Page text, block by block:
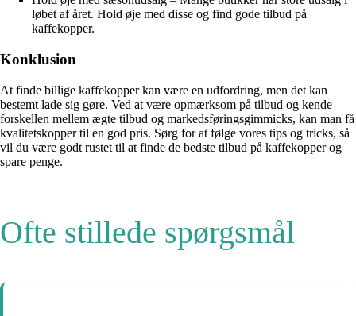
løbet af året. Hold øje med disse og find gode tilbud på
kaffekopper.
Konklusion
At finde billige kaffekopper kan være en udfordring, men det kan
bestemt lade sig gøre. Ved at være opmærksom på tilbud og kende
forskellen mellem ægte tilbud og markedsføringsgimmicks, kan man få
kvalitetskopper til en god pris. Sørg for at følge vores tips og tricks, så
vil du være godt rustet til at finde de bedste tilbud på kaffekopper og
spare penge.
Ofte stillede spørgsmål